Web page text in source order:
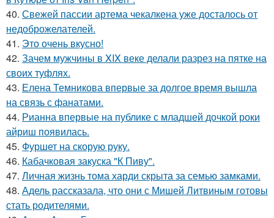
40. Свежей пассии артема чекалкена уже досталось от
недоброжелателей.
41. Это очень вкусно!
42. Зачем мужчины в XIX веке делали разрез на пятке на
своих туфлях.
43. Елена Темникова впервые за долгое время вышла
на связь с фанатами.
44. Рианна впервые на публике с младшей дочкой роки
айриш появилась.
45. Фуршет на скорую руку.
46. Кабачковая закуска "К Пиву".
47. Личная жизнь тома харди скрыта за семью замками.
48. Адель рассказала, что они с Мишей Литвиным готовы
стать родителями.